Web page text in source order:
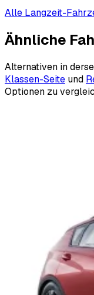
Alle Langzeit-
Ähnliche
Alternativen in
Klassen-Seite und
Optionen zu